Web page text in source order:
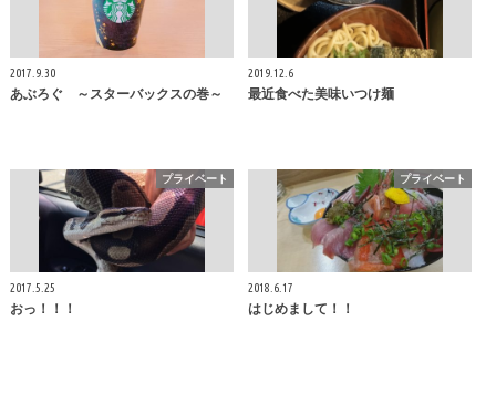
2017.9.30
あぶろぐ ～スターバックスの巻～
2019.12.6
最近食べた美味いつけ麺
プライベート
2017.5.25
おっ！！！
プライベート
2018.6.17
はじめまして！！